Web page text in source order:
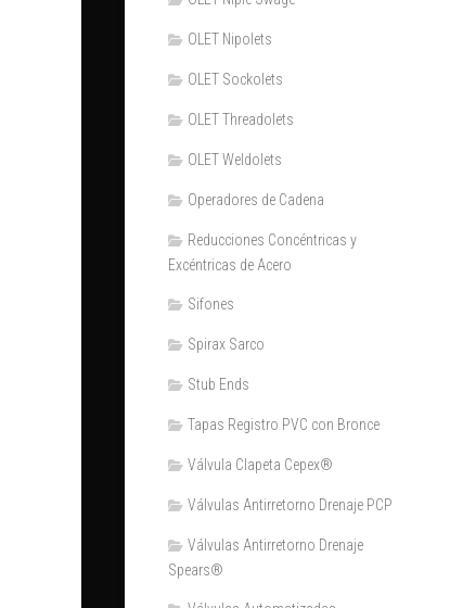
OLET Nipolets
OLET Sockolets
OLET Threadolets
OLET Weldolets
Operadores de Cadena
Reducciones Concéntricas y
Excéntricas de Acero
Sifones
Spirax Sarco
Stub Ends
Tapas Registro PVC con Bronce
Válvula Clapeta Cepex®
Válvulas Antirretorno Drenaje PCP
Válvulas Antirretorno Drenaje
Spears®